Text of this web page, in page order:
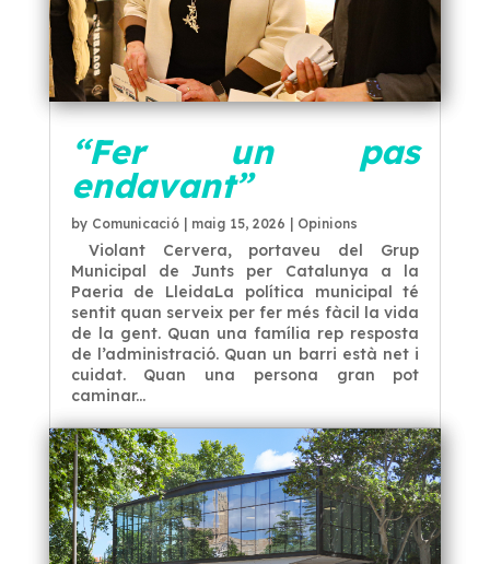
“Fer un pas
endavant”
by Comunicació| maig 15, 2026 Opinions
Violant Cervera, portaveu del Grup
Municipal de Junts per Catalunya a la
Paeria de LleidaLa política municipal té
sentit quan serveix per fer més fàcil la vida
de la gent. Quan una família rep resposta
de l’administració. Quan un barri està net i
cuidat. Quan una persona gran pot
caminar...